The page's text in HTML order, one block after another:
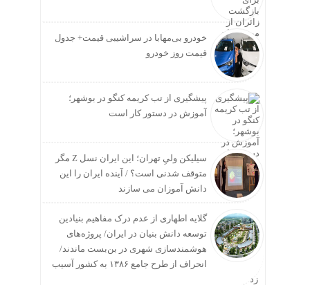
خودرو بی‌مهابا در سراشیبی قیمت+ جدول
قیمت روز خودرو
پیشگیری از تب کریمه کنگو در بوشهر؛
آموزش در دستور کار است
سیلیکن ولیِ تهران؛ این ایران نسل Z مگر
متوقف شدنی است؟ / آینده ایران را این
دانش آموزان می سازند
گلایه اطهاری از عدم درک مفاهیم بنیادین
توسعه دانش بنیان در ایران/ پروژه‌های
هوشمندسازی شهری در بن‌بست ماندند/
انحراف از طرح جامع ۱۳۸۶ به کشور آسیب
زد